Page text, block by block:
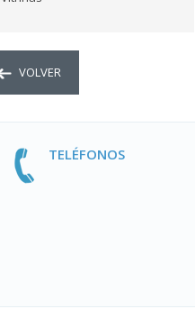
VOLVER
TELÉFONOS